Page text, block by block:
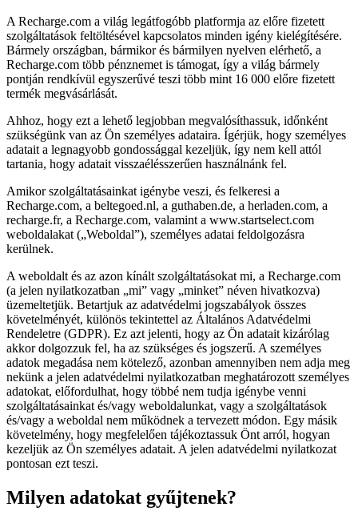
A Recharge.com a világ legátfogóbb platformja az előre fizetett
szolgáltatások feltöltésével kapcsolatos minden igény kielégítésére.
Bármely országban, bármikor és bármilyen nyelven elérhető, a
Recharge.com több pénznemet is támogat, így a világ bármely
pontján rendkívül egyszerűvé teszi több mint 16 000 előre fizetett
termék megvásárlását.
Ahhoz, hogy ezt a lehető legjobban megvalósíthassuk, időnként
szükségünk van az Ön személyes adataira. Ígérjük, hogy személyes
adatait a legnagyobb gondossággal kezeljük, így nem kell attól
tartania, hogy adatait visszaélésszerűen használnánk fel.
Amikor szolgáltatásainkat igénybe veszi, és felkeresi a
Recharge.com, a beltegoed.nl, a guthaben.de, a herladen.com, a
recharge.fr, a Recharge.com, valamint a www.startselect.com
weboldalakat („Weboldal”), személyes adatai feldolgozásra
kerülnek.
A weboldalt és az azon kínált szolgáltatásokat mi, a Recharge.com
(a jelen nyilatkozatban „mi” vagy „minket” néven hivatkozva)
üzemeltetjük. Betartjuk az adatvédelmi jogszabályok összes
követelményét, különös tekintettel az Általános Adatvédelmi
Rendeletre (GDPR). Ez azt jelenti, hogy az Ön adatait kizárólag
akkor dolgozzuk fel, ha az szükséges és jogszerű. A személyes
adatok megadása nem kötelező, azonban amennyiben nem adja meg
nekünk a jelen adatvédelmi nyilatkozatban meghatározott személyes
adatokat, előfordulhat, hogy többé nem tudja igénybe venni
szolgáltatásainkat és/vagy weboldalunkat, vagy a szolgáltatások
és/vagy a weboldal nem működnek a tervezett módon. Egy másik
követelmény, hogy megfelelően tájékoztassuk Önt arról, hogyan
kezeljük az Ön személyes adatait. A jelen adatvédelmi nyilatkozat
pontosan ezt teszi.
Milyen adatokat gyűjtenek?